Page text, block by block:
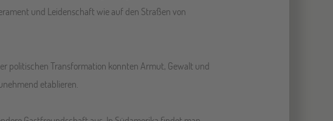
und Leidenschaft wie auf den Straßen von
politischen Transformation konnten Armut, Gewalt und
etablieren.